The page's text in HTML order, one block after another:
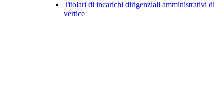
Titolari di incarichi dirigenziali amministrativi di
vertice